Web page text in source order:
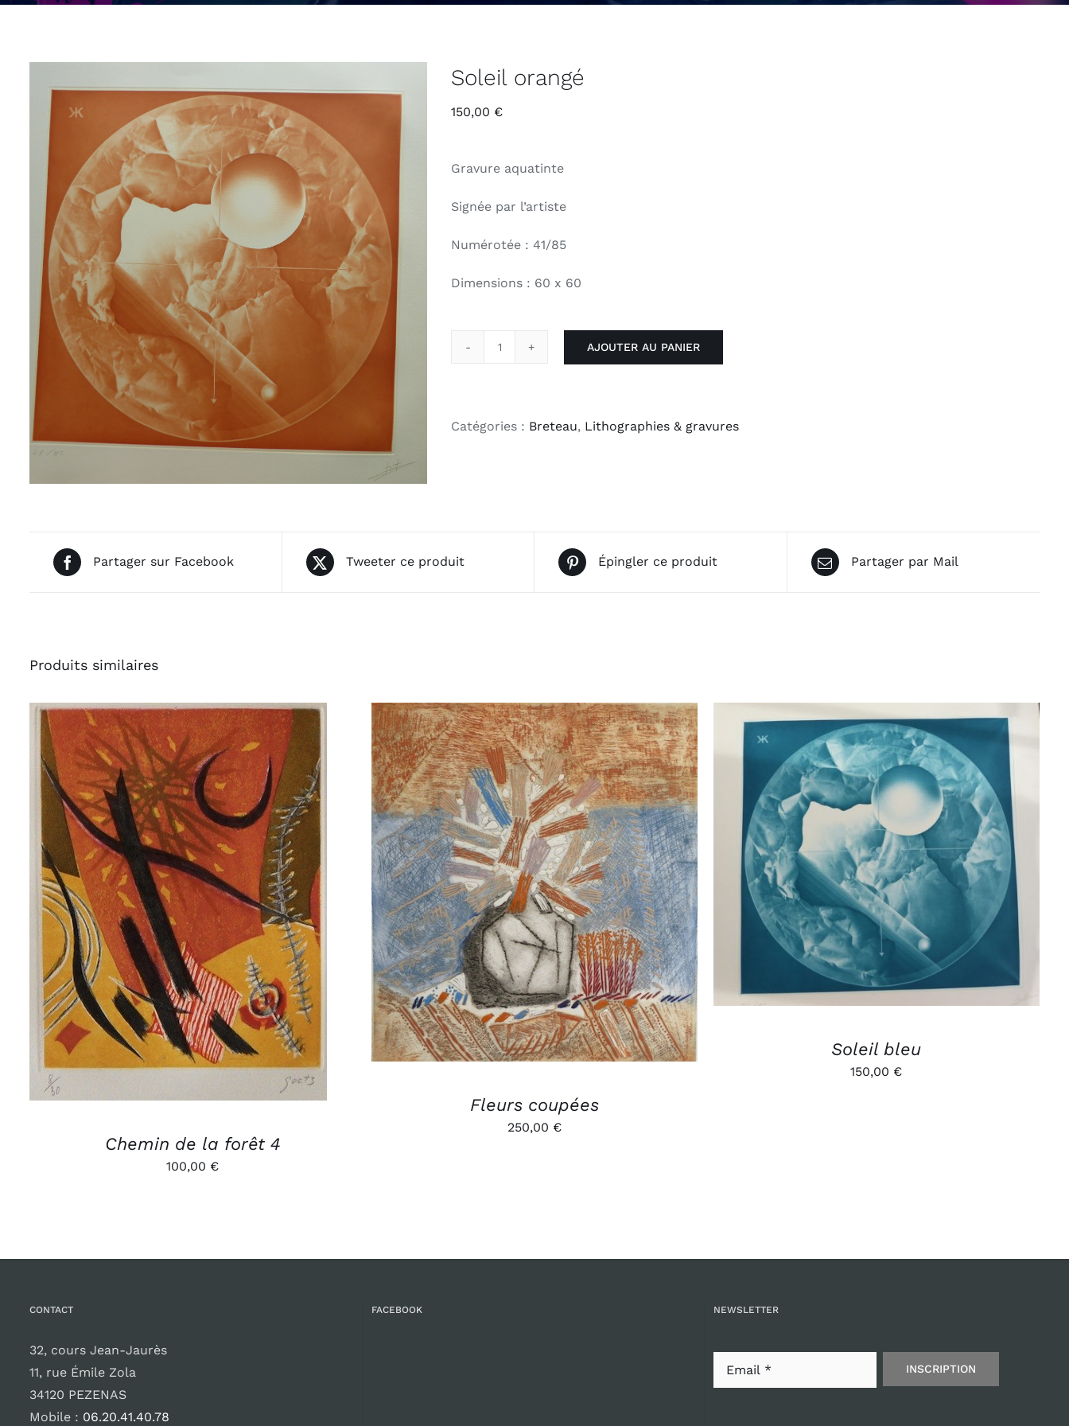
Soleil orangé
150,00 €
Gravure aquatinte
Signée par l’artiste
Numérotée : 41/85
Dimensions : 60 x 60
orangé
AJOUTER AU PANIER
Catégories : Breteau, Lithographies & gravures
Partager sur Facebook Tweeter ce produit Épingler ce produit Partager par Mail
Produits similaires
AJOUTER AU PANIER APERÇU
Chemin de la forêt 4
100,00 €
AJOUTER AU PANIER / APERÇU
Fleurs coupées
250,00 €
AJOUTER AU PANIER / APERÇU
Soleil bleu
150,00 €
CONTACT
32, cours Jean-Jaurès
11, rue Émile Zola
34120 PEZENAS
Mobile : 06.20.41.40.78
FACEBOOK NEWSLETTER
INSCRIPTION